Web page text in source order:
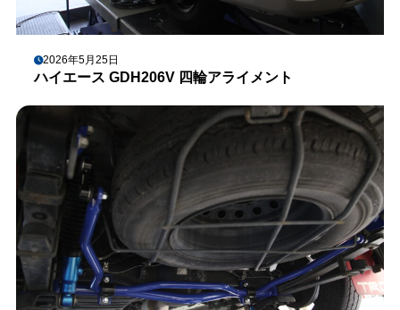
2026年5月25日
ハイエース GDH206V 四輪アライメント